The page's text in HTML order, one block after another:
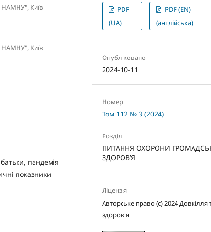
НАМНУ", Київ
НАМНУ", Київ
батьки, пандемія
показники
PDF
(UA)
PDF (EN)
(англійська)
Опубліковано
2024-10-11
Номер
Том 112 № 3 (2024)
Розділ
ПИТАННЯ ОХОРОНИ
ЗДОРОВ’Я
Ліцензія
Авторське право (c) 2024 Довкілля
здоров'я